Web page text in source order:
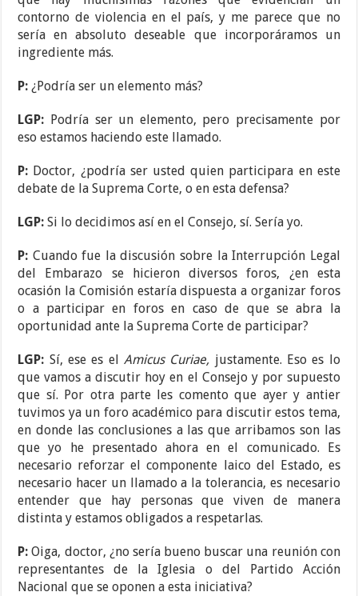
contorno de violencia en el país, y me parece que no
sería en absoluto deseable que incorporáramos un
ingrediente más.
P: ¿Podría ser un elemento más?
LGP: Podría ser un elemento, pero precisamente por
eso estamos haciendo este llamado.
P: Doctor, ¿podría ser usted quien participara en este
debate de la Suprema Corte, o en esta defensa?
LGP: Si lo decidimos así en el Consejo, sí. Sería yo.
P: Cuando fue la discusión sobre la Interrupción Legal
del Embarazo se hicieron diversos foros, ¿en esta
ocasión la Comisión estaría dispuesta a organizar foros
o a participar en foros en caso de que se abra la
oportunidad ante la Suprema Corte de participar?
LGP: Sí, ese es el Amicus Curiae, justamente. Eso es lo
que vamos a discutir hoy en el Consejo y por supuesto
que sí. Por otra parte les comento que ayer y antier
tuvimos ya un foro académico para discutir estos tema,
en donde las conclusiones a las que arribamos son las
que yo he presentado ahora en el comunicado. Es
necesario reforzar el componente laico del Estado, es
necesario hacer un llamado a la tolerancia, es necesario
entender que hay personas que viven de manera
distinta y estamos obligados a respetarlas.
P:Oiga, doctor, ¿no sería bueno buscar una reunión con
representantes de la Iglesia o del Partido Acción
Nacional que se oponen a esta iniciativa?